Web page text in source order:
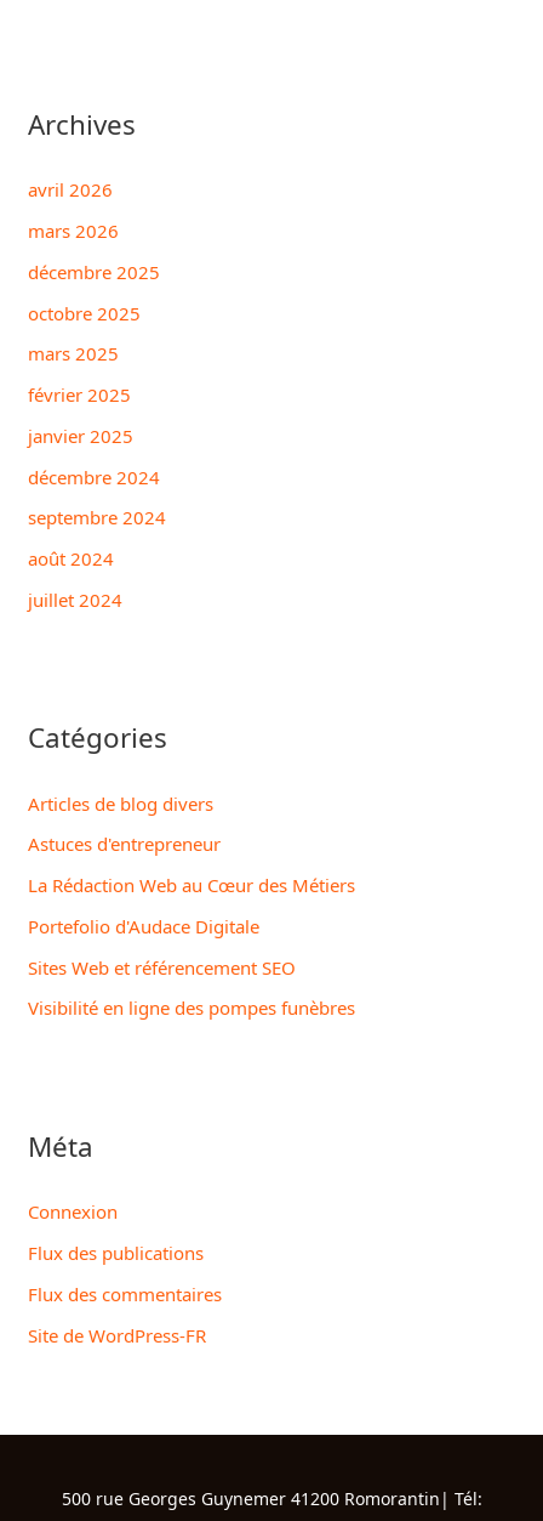
Archives
avril 2026
mars 2026
décembre 2025
octobre 2025
mars 2025
février 2025
janvier 2025
décembre 2024
septembre 2024
août 2024
juillet 2024
Catégories
Articles de blog divers
Astuces d'entrepreneur
La Rédaction Web au Cœur des Métiers
Portefolio d'Audace Digitale
Sites Web et référencement SEO
Visibilité en ligne des pompes funèbres
Méta
Connexion
Flux des publications
Flux des commentaires
Site de WordPress-FR
500 rue Georges Guynemer 41200 Romorantin| Tél: